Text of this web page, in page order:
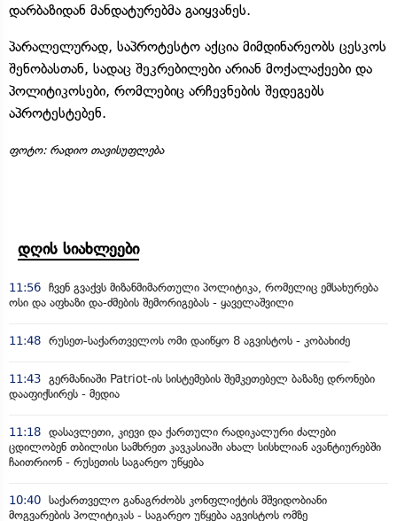
დარბაზიდან მანდატურებმა გაიყვანეს.
პარალელურად, საპროტესტო აქცია მიმდინარეობს ცესკოს
შენობასთან, სადაც შეკრებილები არიან მოქალაქეები და
პოლიტიკოსები, რომლებიც არჩევნების შედეგებს
აპროტესტებენ.
ფოტო: რადიო თავისუფლება
დღის სიახლეები
11:56 ჩვენ გვაქვს მიზანმიმართული პოლიტიკა, რომელიც ემსახურება
ოსი და აფხაზი და-ძმების შემორიგებას - ყაველაშვილი
11:48 რუსეთ-საქართველოს ომი დაიწყო 8 აგვისტოს - კობახიძე
11:43 გერმანიაში Patriot-ის სისტემების შემკეთებელ ბაზაზე დრონები
დააფიქსირეს - მედია
11:18 დასავლეთი, კიევი და ქართული რადიკალური ძალები
ცდილობენ თბილისი სამხრეთ კავკასიაში ახალ სისხლიან ავანტიურებში
ჩაითრიონ - რუსეთის საგარეო უწყება
10:40 საქართველო განაგრძობს კონფლიქტის მშვიდობიანი
მოგვარების პოლიტიკას - საგარეო უწყება აგვისტოს ომზე